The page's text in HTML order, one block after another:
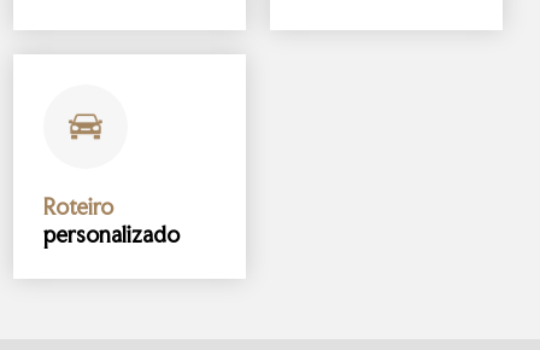
Roteiro
personalizado